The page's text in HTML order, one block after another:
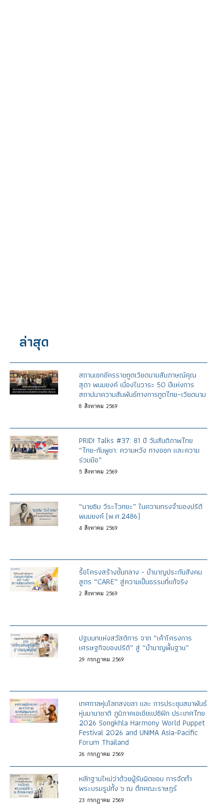
ล่าสุด
สถานเอกอัครราชทูตเวียดนามสัมภาษณ์คุณ
สุดา พนมยงค์ เนื่องในวาระ 50 ปีแห่งการ
สถาปนาความสัมพันธ์ทางการทูตไทย–เวียดนาม
8 สิงหาคม 2569
PRIDI Talks #37: 81 ปี วันสันติภาพไทย
“ไทย-กัมพูชา: ความหวัง ทางออก และความ
ร่วมมือ”
5 สิงหาคม 2569
“นายซิม วีระไวทยะ” ในความทรงจำของปรีดี
พนมยงค์ (พ.ศ.2486)
4 สิงหาคม 2569
รื้อโครงสร้างชั้นกลาง - บำนาญประกันสังคม
สูตร “CARE” สู่ความเป็นธรรมที่แท้จริง
2 สิงหาคม 2569
ปฐมบทแห่งสวัสดิการ จาก “เค้าโครงการ
เศรษฐกิจของปรีดี” สู่ “บำนาญพื้นฐาน”
29 กรกฎาคม 2569
เทศกาลหุ่นโลกสงขลา และ การประชุมสมาพันธ์
หุ่นนานาชาติ ภูมิภาคเอเชียแปซิฟิก ประเทศไทย
2026 Songkhla Harmony World Puppet
Festival 2026 and UNIMA Asia-Pacific
Forum Thailand
26 กรกฎาคม 2569
หลักฐานใหม่ว่าด้วยผู้รับผิดชอบ การจัดทำ
พระบรมรูปทั้ง ๖ ณ ตึกคณะราษฎร์
23 กรกฎาคม 2569